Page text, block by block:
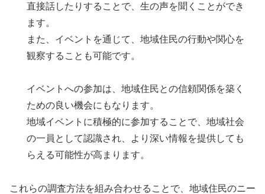
直接話したりすることで、生の声を聞くことができ
ます。
また、イベントを通じて、地域住民の行動や関心を
観察することも可能です。
イベントへの参加は、地域住民との信頼関係を築く
ための良い機会にもなります。
地域イベントに積極的に参加することで、地域社会
の一員として認識され、より深い情報を提供しても
らえる可能性が高まります。
これらの調査方法を組み合わせることで、地域住民のニー